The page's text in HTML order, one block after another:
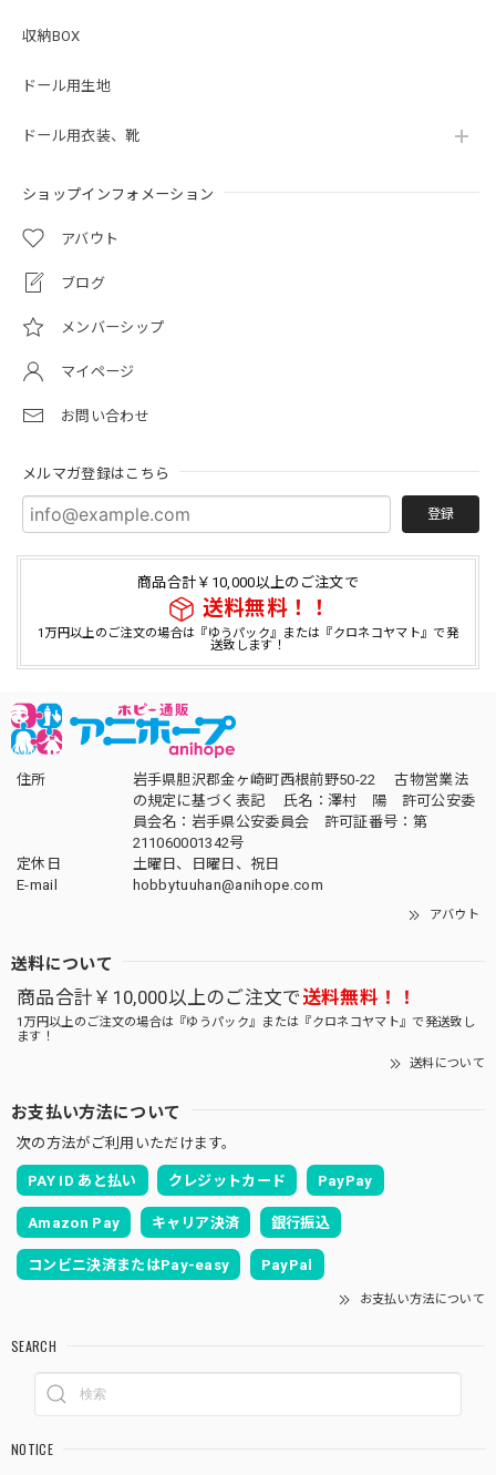
収納BOX
ドール用生地
ドール用衣装、靴
ショップインフォメーション
アバウト
ブログ
メンバーシップ
マイページ
お問い合わせ
メルマガ登録はこちら
登録
商品合計￥10,000以上のご注文で
送料無料！！
1万円以上のご注文の場合は『ゆうパック』または『クロネコヤマト』で発
送致します！
住所
岩手県胆沢郡金ヶ崎町西根前野50-22 古物営業法
の規定に基づく表記 氏名：澤村 陽 許可公安委
員会名：岩手県公安委員会 許可証番号：第
211060001342号
定休日
土曜日、日曜日、祝日
E-mail
hobbytuuhan@anihope.com
アバウト
送料について
商品合計￥10,000以上のご注文で送料無料！！
1万円以上のご注文の場合は『ゆうパック』または『クロネコヤマト』で発送致し
ます！
送料について
お支払い方法について
次の方法がご利用いただけます。
PAY ID あと払い クレジットカード PayPay
Amazon Pay キャリア決済 銀行振込
コンビニ決済またはPay-easy PayPal
お支払い方法について
SEARCH
NOTICE